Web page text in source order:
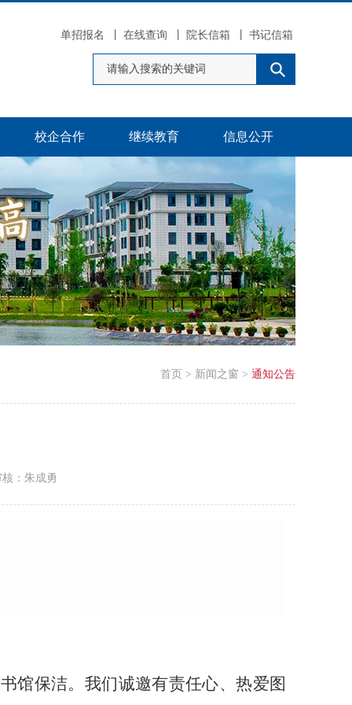
单招报名 在线查询 院长信箱 书记信箱
校企合作 继续教育 信息公开
首页 > 新闻之窗 > 通知公告
核：朱成勇
馆保洁。我们诚邀有责任心、热爱图